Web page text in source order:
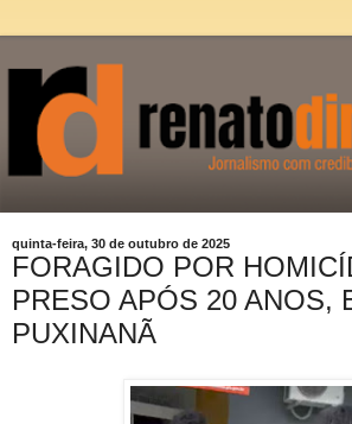
quinta-feira, 30 de outubro de 2025
FORAGIDO POR
PRESO APÓS 20 ANOS,
PUXINANÃ